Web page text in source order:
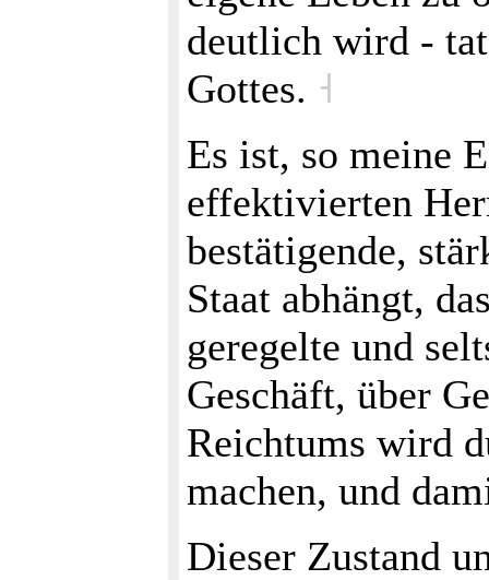
deutlich wird -
Gottes. ˧
Es ist, so meine
effektivierten
bestätigende,
Staat abhängt,
geregelte und
Geschäft, über
Reichtums wird
machen, und
Dieser Zustand